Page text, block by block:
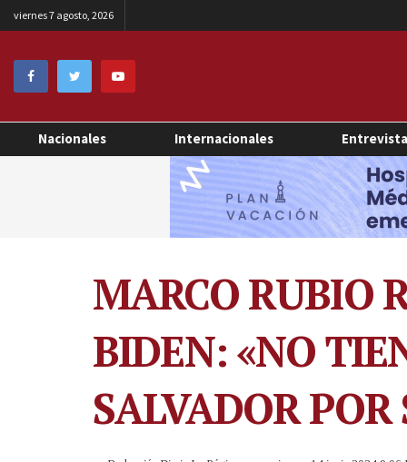
viernes 7 agosto, 2026
Nacionales Internacionales
MARCO RUBIO
BIDEN: «NO
SALVADOR POR